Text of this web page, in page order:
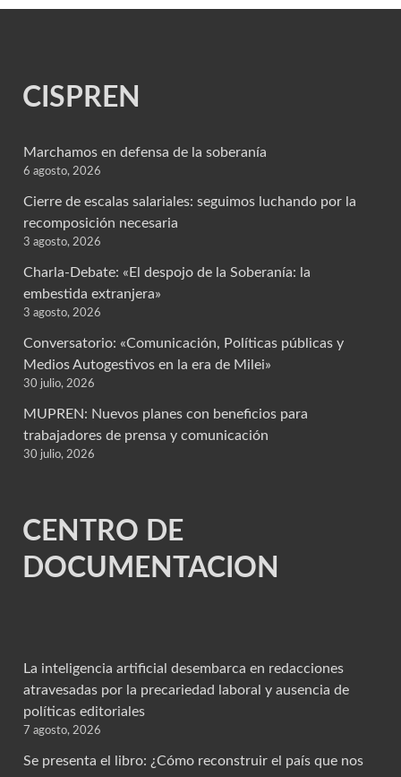
CISPREN
Marchamos en defensa de la soberanía
6 agosto, 2026
Cierre de escalas salariales: seguimos luchando por la
recomposición necesaria
3 agosto, 2026
Charla-Debate: «El despojo de la Soberanía: la
embestida extranjera»
3 agosto, 2026
Conversatorio: «Comunicación, Políticas públicas y
Medios Autogestivos en la era de Milei»
30 julio, 2026
MUPREN: Nuevos planes con beneficios para
trabajadores de prensa y comunicación
30 julio, 2026
CENTRO DE
DOCUMENTACION
La inteligencia artificial desembarca en redacciones
atravesadas por la precariedad laboral y ausencia de
políticas editoriales
7 agosto, 2026
Se presenta el libro: ¿Cómo reconstruir el país que nos